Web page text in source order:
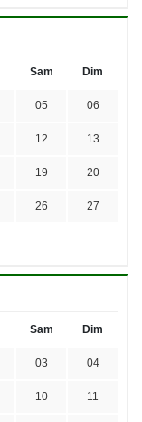
Sam Dim
05 06
12 13
19 20
26 27
Sam Dim
03 04
10 11